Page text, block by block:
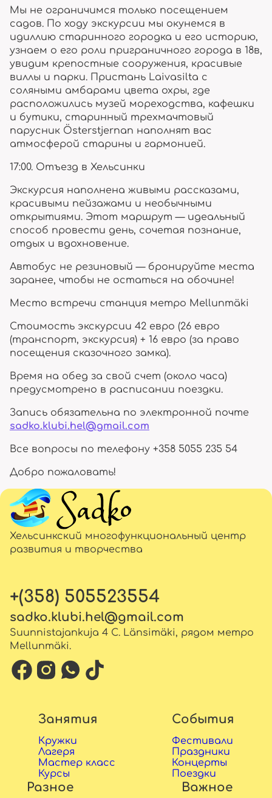
Мы не ограничимся только посещением
садов. По ходу экскурсии мы окунемся в
идиллию старинного городка и его историю,
узнаем о его роли приграничного города в 18в,
увидим крепостные сооружения, красивые
виллы и парки. Пристань Laivasilta с
соляными амбарами цвета охры, где
расположились музей мореходства, кафешки
и бутики, старинный трехмачтовый
парусник Österstjernan наполнят вас
атмосферой старины и гармонией.
17:00. Отъезд в Хельсинки
Экскурсия наполнена живыми рассказами,
красивыми пейзажами и необычными
открытиями. Этот маршрут — идеальный
способ провести день, сочетая познание,
отдых и вдохновение.
Автобус не резиновый — бронируйте места
заранее, чтобы не остаться на обочине!
Место встречи станция метро Mellunmäki
Стоимость экскурсии 42 евро (26 евро
(транспорт, экскурсия) + 16 евро (за право
посещения сказочного замка).
Время на обед за свой счет (около часа)
предусмотрено в расписании поездки.
Запись обязательна по электронной почте
sadko.klubi.hel@gmail.com
Все вопросы по телефону +358 5055 235 54
Добро пожаловать!
Хельсинкский многофункциональный центр
развития и творчества
+(358) 505523554
sadko.klubi.hel@gmail.com
Suunnistajankuja 4 C. Länsimäki, рядом метро
Mellunmäki.
Занятия
Кружки
Лагеря
Мастер класс
Курсы
События
Фестивали
Праздники
Концерты
Поездки
Разное Важное